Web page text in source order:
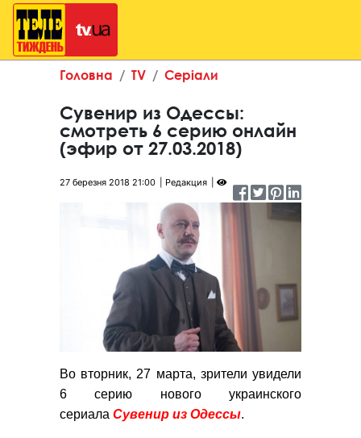
Головна TV Серіали
Сувенир из Одессы:
смотреть 6 серию онлайн
(эфир от 27.03.2018)
27 березня 2018 21:00 Редакция
Во вторник, 27 марта, зрители увидели
6 серию нового украинского
сериала Сувенир из Одессы.